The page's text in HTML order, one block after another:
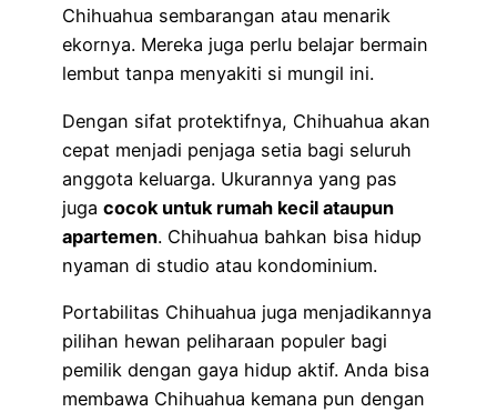
Chihuahua sembarangan atau menarik
ekornya. Mereka juga perlu belajar bermain
lembut tanpa menyakiti si mungil ini.
Dengan sifat protektifnya, Chihuahua akan
cepat menjadi penjaga setia bagi seluruh
anggota keluarga. Ukurannya yang pas
juga cocok untuk rumah kecil ataupun
apartemen. Chihuahua bahkan bisa hidup
nyaman di studio atau kondominium.
Portabilitas Chihuahua juga menjadikannya
pilihan hewan peliharaan populer bagi
pemilik dengan gaya hidup aktif. Anda bisa
membawa Chihuahua kemana pun dengan